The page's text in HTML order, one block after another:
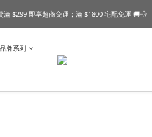
滿 $299 即享超商免運；滿 $1800 宅配免運 🚚💨
品牌系列